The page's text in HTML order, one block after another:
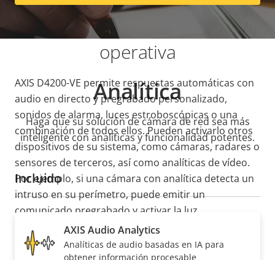
protección y la eficiencia
operativa
AXIS D4200-VE permite respuestas automáticas con
audio en directo y pregrabado personalizado,
sonidos de alarma, luces estroboscópicas o una
combinación de todos ellos. Pueden activarlo otros
dispositivos de su sistema, como cámaras, radares o
sensores de terceros, así como analíticas de vídeo.
Por ejemplo, si una cámara con analítica detecta un
intruso en su perímetro, puede emitir un
comunicado pregrabado y activar la luz
estroboscópica para disuadirlo. Y
Analytics
puede activar un aviso siempre que
Analítica
Haga que su solución de cámara de red sea más
inteligente con analíticas y funcionalidad potentes.
Incluido
AXIS Audio Analytics
Analíticas de audio basadas en IA para
obtener información procesable